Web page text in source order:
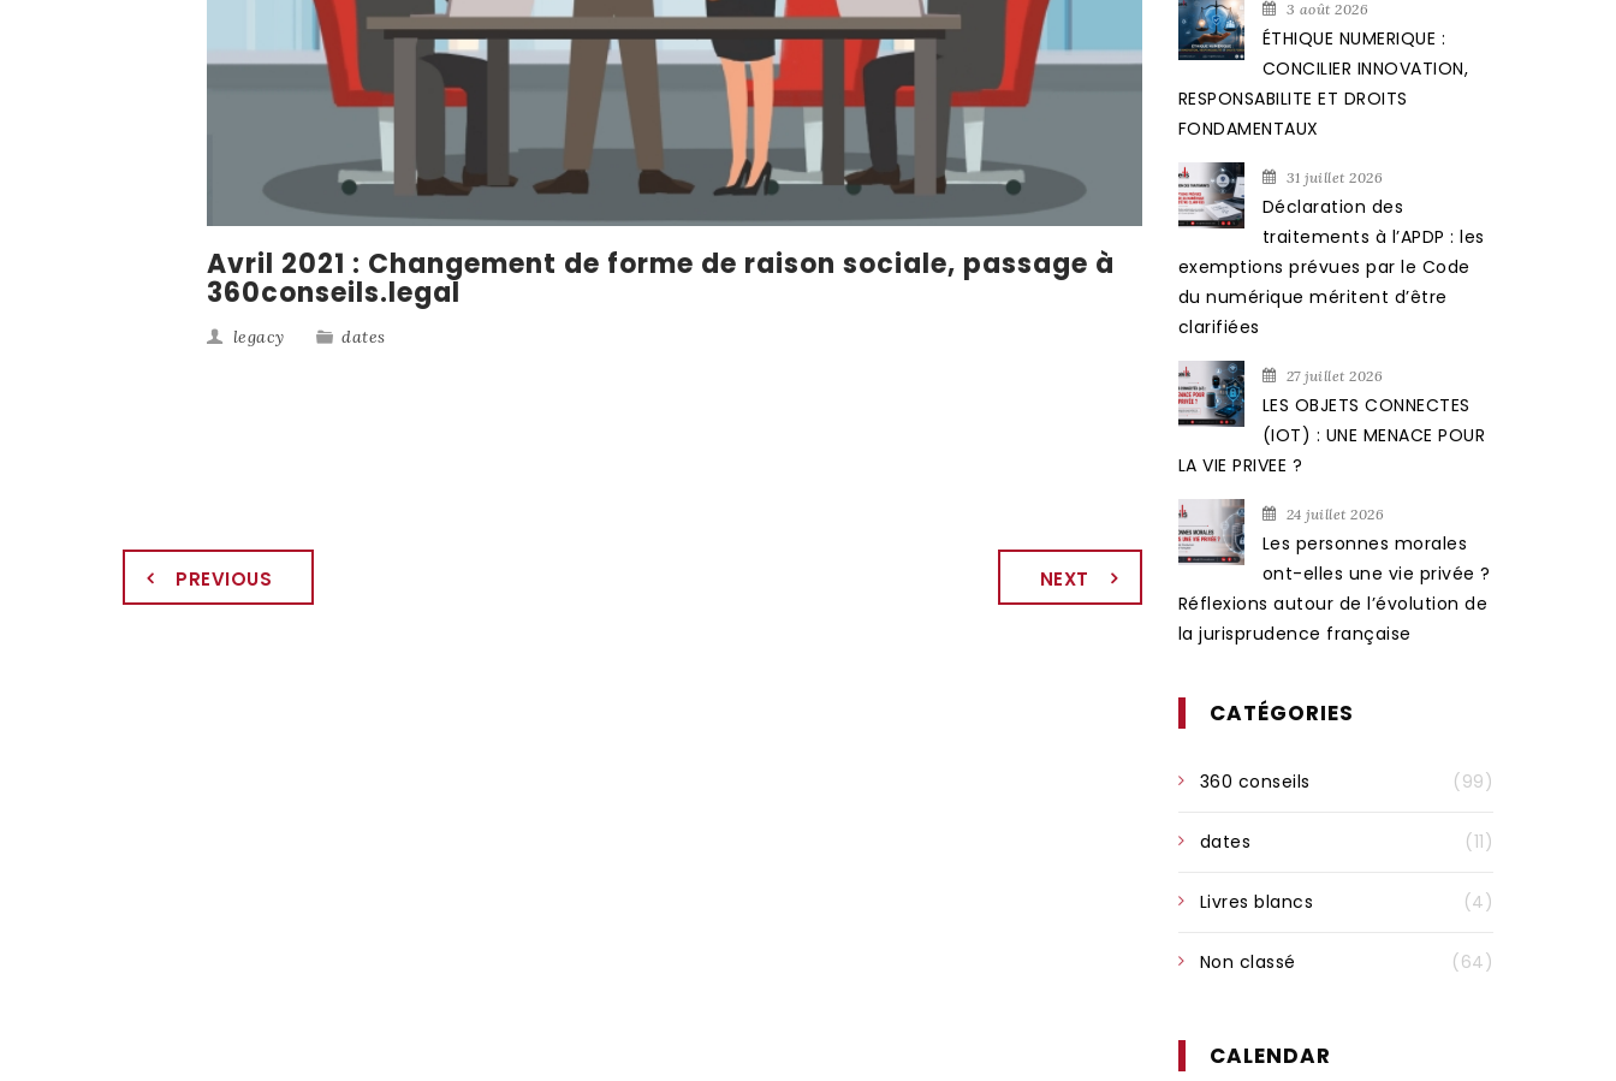
Avril 2021 : Changement de forme de raison sociale, passage à
360conseils.legal
legacy dates
PREVIOUS NEXT
3 août 2026
ÉTHIQUE NUMERIQUE :
CONCILIER INNOVATION,
RESPONSABILITE ET DROITS
FONDAMENTAUX
31 juillet 2026
Déclaration des
traitements à l’APDP : les
exemptions prévues par le Code
du numérique méritent d’être
clarifiées
27 juillet 2026
LES OBJETS CONNECTES
(IOT) : UNE MENACE POUR
LA VIE PRIVEE ?
24 juillet 2026
Les personnes morales
ont-elles une vie privée ?
Réflexions autour de l’évolution de
la jurisprudence française
CATÉGORIES
360 conseils (99)
dates (11)
Livres blancs (4)
Non classé (64)
CALENDAR